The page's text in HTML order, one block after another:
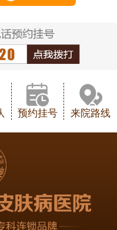
预约挂号 来院路线